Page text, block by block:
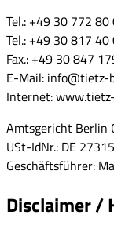
Tel.: +49 30 772 80
Tel.: +49 30 817
Fax.: +49 30 847
E-Mail: info@tietz-
Internet:
Amtsgericht Berlin
USt-IdNr.: DE
Geschäftsführer:
Disclaimer /